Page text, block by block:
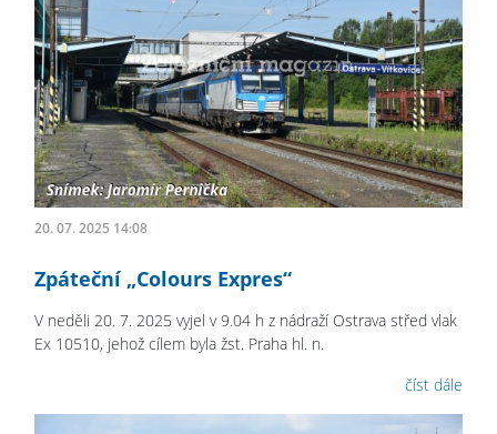
20. 07. 2025 14:08
Zpáteční „Colours Expres“
V neděli 20. 7. 2025 vyjel v 9.04 h z nádraží Ostrava střed vlak
Ex 10510, jehož cílem byla žst. Praha hl. n.
číst dále